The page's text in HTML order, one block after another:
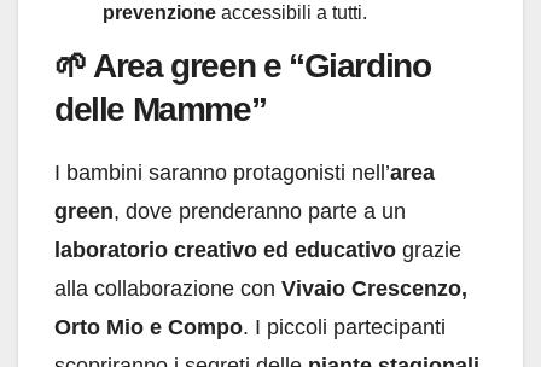
prevenzione accessibili a tutti.
🌱 Area green e “Giardino
delle Mamme”
I bambini saranno protagonisti nell’area
green, dove prenderanno parte a un
laboratorio creativo ed educativo grazie
alla collaborazione con Vivaio Crescenzo,
Orto Mio e Compo. I piccoli partecipanti